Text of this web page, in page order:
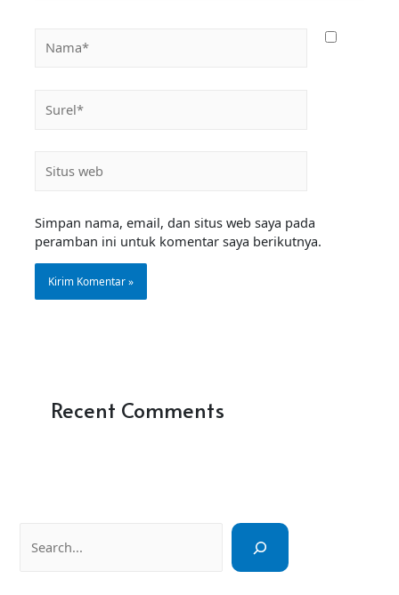
Recent Comments
Simpan nama, email, dan situs web saya pada
peramban ini untuk komentar saya berikutnya.